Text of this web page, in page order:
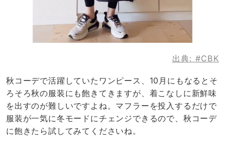
出典: #CBK
秋コーデで活躍していたワンピース、10月にもなるとそ
ろそろ秋の服装にも飽きてきますが、着こなしに新鮮味
を出すのが難しいですよね。マフラーを投入するだけで
服装が一気に冬モードにチェンジできるので、秋コーデ
に飽きたら試してみてくださいね。